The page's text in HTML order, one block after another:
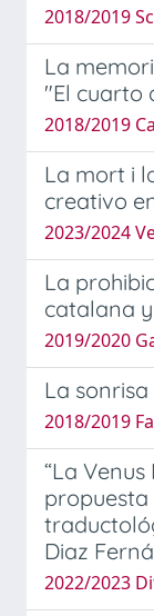
2018/2019
La
"El cuarto
2018/2019
La mort i
creativo
2023/2024
La
catalana
2019/2020
La
2018/2019
“La Venus
Diaz
2022/2023